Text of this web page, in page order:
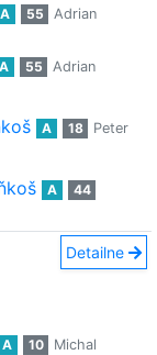
A 55
Adrian
A 55
Adrian
A 18
Peter
A
44
Detailne
A 10
Michal